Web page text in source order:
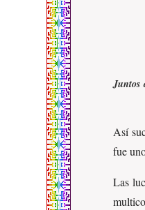
Juntos
Así
fue
Las